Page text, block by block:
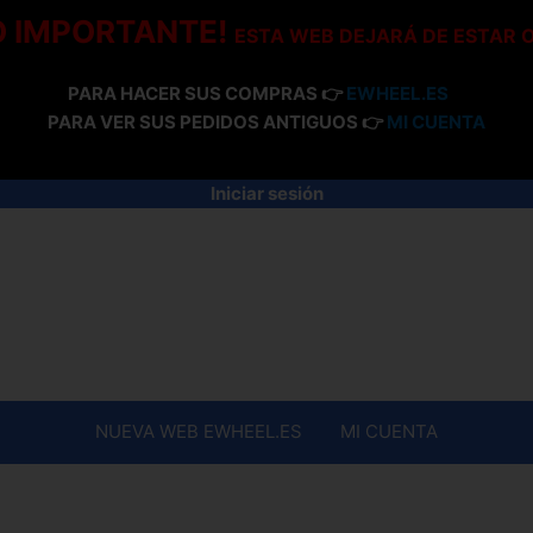
IMPORTANTE! ESTA WEB DEJARÁ DE ESTAR
PARA HACER SUS COMPRAS 👉 EWHEEL.ES
PARA VER SUS PEDIDOS ANTIGUOS 👉 MI CUENTA
Iniciar sesión
NUEVA WEB EWHEEL.ES MI CUENTA